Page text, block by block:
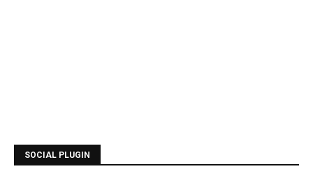
SOCIAL PLUGIN